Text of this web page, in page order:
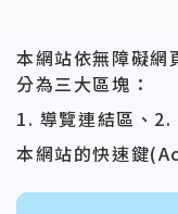
本網站依無障礙網
分為三大區塊：
1. 導覽連結區、
本網站的快速鍵